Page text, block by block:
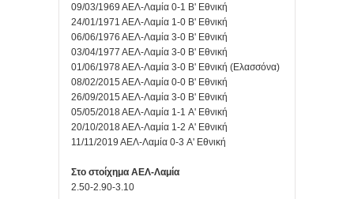
09/03/1969 ΑΕΛ-Λαμία 0-1 Β' Εθνική
24/01/1971 ΑΕΛ-Λαμία 1-0 Β' Εθνική
06/06/1976 ΑΕΛ-Λαμία 3-0 Β' Εθνική
03/04/1977 ΑΕΛ-Λαμία 3-0 Β' Εθνική
01/06/1978 ΑΕΛ-Λαμία 3-0 Β' Εθνική (Ελασσόνα)
08/02/2015 ΑΕΛ-Λαμία 0-0 Β' Εθνική
26/09/2015 ΑΕΛ-Λαμία 3-0 Β' Εθνική
05/05/2018 ΑΕΛ-Λαμία 1-1 A' Εθνική
20/10/2018 ΑΕΛ-Λαμία 1-2 A' Εθνική
11/11/2019 ΑΕΛ-Λαμία 0-3 A' Εθνική
Στο στοίχημα ΑΕΛ-Λαμία
2.50-2.90-3.10